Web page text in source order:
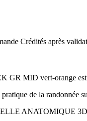
Crédités après
GR MID vert-orange
de la randonnée
ANATOMIQUE 3D